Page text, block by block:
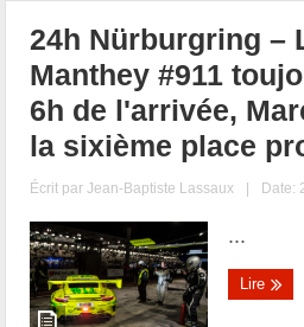
24h Nürburgring –
Manthey #911
6h de l'arrivée,
la sixième place
Écrit parJean-Baptiste Lassaux | Date:
...
Lire